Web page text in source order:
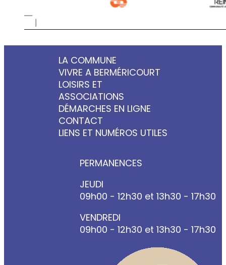
LA COMMUNE
VIVRE A BERMÉRICOURT
LOISIRS ET
ASSOCIATIONS
DÉMARCHES EN LIGNE
CONTACT
LIENS ET NUMÉROS UTILES
PERMANENCES
JEUDI
09h00 - 12h30 et 13h30 - 17h30
VENDREDI
09h00 - 12h30 et 13h30 - 17h30